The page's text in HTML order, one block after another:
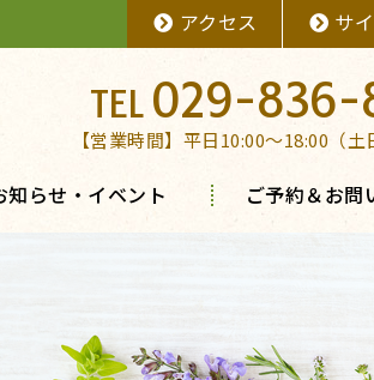
アクセス サ
029-836-
【営業時間】平日10:00～18:00（土
知らせ・イベント ご予約＆お問